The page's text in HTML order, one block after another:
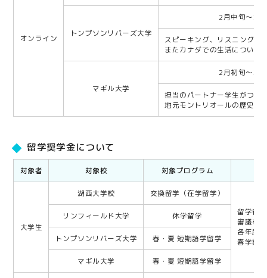
オンライン
トンプソンリバーズ大学
2月中旬～3月
スピーキング、リスニング、
またカナダでの生活について
マギル大学
2月初旬～2月
担当のパートナー学生がつい
地元モントリオールの歴史や
留学奨学金について
対象者 対象校 対象プログラム
大学生
湖西大学校
交換留学（在学留学）
留学後
審議を
各年度
春学期
リンフィールド大学 休学留学
トンプソンリバーズ大学 春・夏 短期語学留学
マギル大学 春・夏 短期語学留学